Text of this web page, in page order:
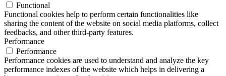
Functional
Functional cookies help to perform certain functionalities like
sharing the content of the website on social media platforms, collect
feedbacks, and other third-party features.
Performance
Performance
Performance cookies are used to understand and analyze the key
performance indexes of the website which helps in delivering a